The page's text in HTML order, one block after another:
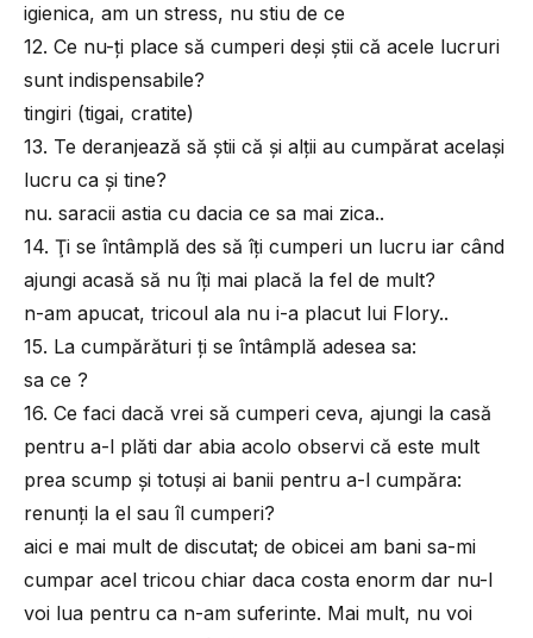
igienica, am un stress, nu stiu de ce
12. Ce nu-ţi place să cumperi deşi ştii că acele lucruri
sunt indispensabile?
tingiri (tigai, cratite)
13. Te deranjează să ştii că şi alţii au cumpărat acelaşi
lucru ca şi tine?
nu. saracii astia cu dacia ce sa mai zica..
14. Ţi se întâmplă des să îţi cumperi un lucru iar când
ajungi acasă să nu îţi mai placă la fel de mult?
n-am apucat, tricoul ala nu i-a placut lui Flory..
15. La cumpărături ţi se întâmplă adesea sa:
sa ce ?
16. Ce faci dacă vrei să cumperi ceva, ajungi la casă
pentru a-l plăti dar abia acolo observi că este mult
prea scump şi totuşi ai banii pentru a-l cumpăra:
renunţi la el sau îl cumperi?
aici e mai mult de discutat; de obicei am bani sa-mi
cumpar acel tricou chiar daca costa enorm dar nu-l
voi lua pentru ca n-am suferinte. Mai mult, nu voi